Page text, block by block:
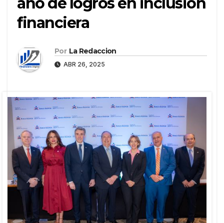
financiera
Por La Redaccion
ABR 26, 2025